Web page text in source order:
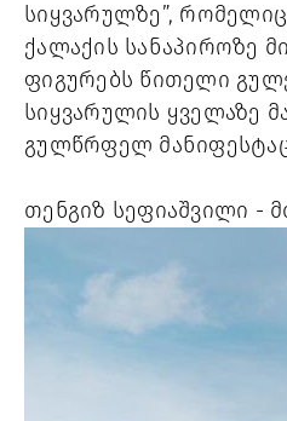
სიყვარულზე”,
ქალაქის სანაპიროზე
ფიგურებს წითელი
სიყვარულის ყველაზე
გულწრფელ
თენგიზ სეფიაშვილი -